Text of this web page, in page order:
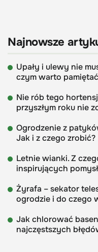
Najnowsze
Upały i ulewy nie
czym warto
Nie rób tego
przyszłym roku nie
Ogrodzenie z
Jak i z czego zrobić?
Letnie wianki. Z
inspirujących
Żyrafa – sekator
ogrodzie i do czego
Jak chlorować
najczęstszych